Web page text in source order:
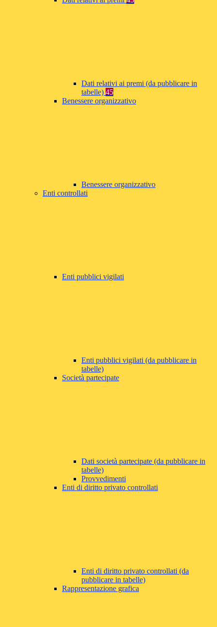
Dati relativi ai premi (da pubblicare in
tabelle) 45
Benessere organizzativo
Benessere organizzativo
Enti controllati
Enti pubblici vigilati
Enti pubblici vigilati (da pubblicare in
tabelle)
Società partecipate
Dati società partecipate (da pubblicare in
tabelle)
Provvedimenti
Enti di diritto privato controllati
Enti di diritto privato controllati (da
pubblicare in tabelle)
Rappresentazione grafica